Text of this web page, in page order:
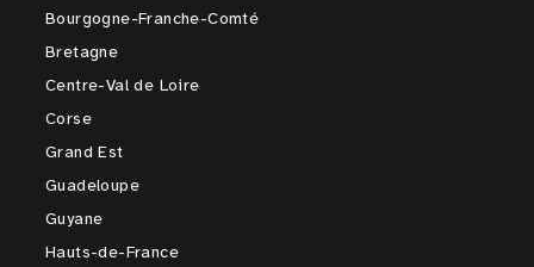
Bourgogne-Franche-Comté
Bretagne
Centre-Val de Loire
Corse
Grand Est
Guadeloupe
Guyane
Hauts-de-France